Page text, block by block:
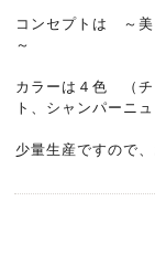
コンセプトは ～美
～
カラーは４色 （チ
ト、シャンパーニュ
少量生産ですので